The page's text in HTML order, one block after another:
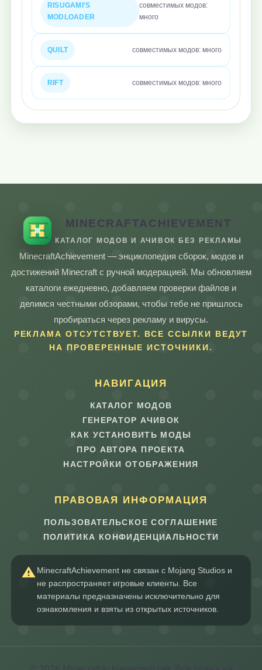
RISUGAMI'S
MODLOADER
совместимых модов:
много
QUILT совместимых модов: много
RIFT совместимых модов: много
MINECRAFTACHIEVEMENT
КАТАЛОГ МОДОВ И АЧИВОК БЕЗ РЕКЛАМЫ
MinecraftAchievement — энциклопедия сборок, модов и
достижений Minecraft с ручной модерацией. Мы обновляем
каталоги ежедневно, добавляем проверки файлов и
делимся честными обзорами, чтобы тебе не пришлось
пробираться через рекламу и вирусы.
РЕКЛАМА ОТСУТСТВУЕТ. ВСЕ ССЫЛКИ ВЕДУТ
НА ПРОВЕРЕННЫЕ ИСТОЧНИКИ.
НАВИГАЦИЯ
КАТАЛОГ МОДОВ
ГЕНЕРАТОР АЧИВОК
КАК УСТАНОВИТЬ МОДЫ
ПРО АВТОРА ПРОЕКТА
НАСТРОЙКИ ОТОБРАЖЕНИЯ
ПРАВОВАЯ ИНФОРМАЦИЯ
ПОЛЬЗОВАТЕЛЬСКОЕ СОГЛАШЕНИЕ
ПОЛИТИКА КОНФИДЕНЦИАЛЬНОСТИ
MinecraftAchievement не связан с Mojang Studios и
не распространяет игровые клиенты. Все
материалы предназначены исключительно для
ознакомления и взяты из открытых источников.